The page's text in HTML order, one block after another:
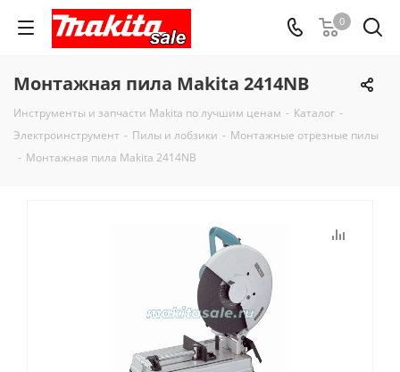
0
Монтажная пила Makita 2414NB
Инструменты и запчасти Makita по лучшим ценам - Каталог -
Электроинструмент - Пилы и лобзики - Монтажные отрезные пилы
- Монтажная пила Makita 2414NB